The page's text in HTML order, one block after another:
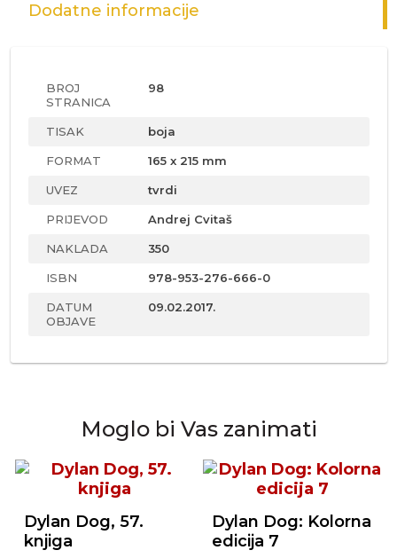
Dodatne informacije
BROJ
STRANICA
98
TISAK boja
FORMAT 165 x 215 mm
UVEZ tvrdi
PRIJEVOD Andrej Cvitaš
NAKLADA 350
ISBN 978-953-276-666-0
DATUM
OBJAVE
09.02.2017.
Moglo bi Vas zanimati
Dylan Dog, 57.
knjiga
Dylan Dog: Kolorna
edicija 7